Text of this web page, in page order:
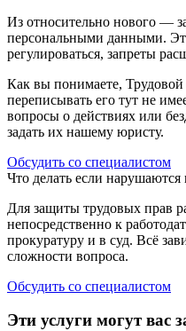
Из относительно нового —
персональными данными.
регулироваться, запреты
Как вы понимаете,
переписывать его тут не
вопросы о действиях или
задать их нашему юристу.
Обсудить со специалистом
Что делать если нарушаются
Для защиты трудовых прав
непосредственно к
прокуратуру и в суд. Всё
сложности вопроса.
Обсудить со специалистом
Эти услуги могут вас